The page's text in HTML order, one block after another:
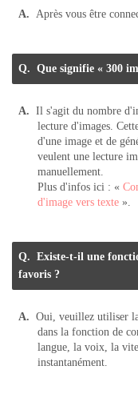
Après vous être
Que signifie « 300
Il s'agit du nombre
lecture d'images.
d'une image et de
veulent une lecture
manuellement.
Plus d'infos ici : «
d'image vers texte ».
Existe-t-il une
favoris ?
Oui, veuillez utiliser
dans la fonction de
langue, la voix, la
instantanément.